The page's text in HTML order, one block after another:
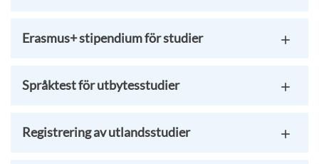
Erasmus+ stipendium för studier
Språktest för utbytesstudier
Registrering av utlandsstudier